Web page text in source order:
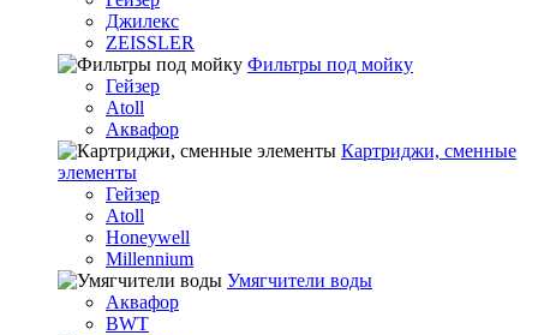
Джилекс
ZEISSLER
Фильтры под мойку
Гейзер
Atoll
Аквафор
Картриджи, сменные
элементы
Гейзер
Atoll
Honeywell
Millennium
Умягчители воды
Аквафор
BWT